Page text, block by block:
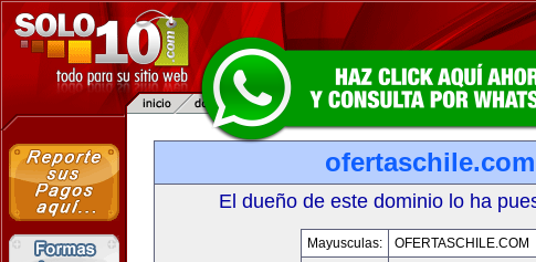
ofertaschile.com
El dueño de este dominio lo ha
Mayusculas:
OFERTASCHILE.COM